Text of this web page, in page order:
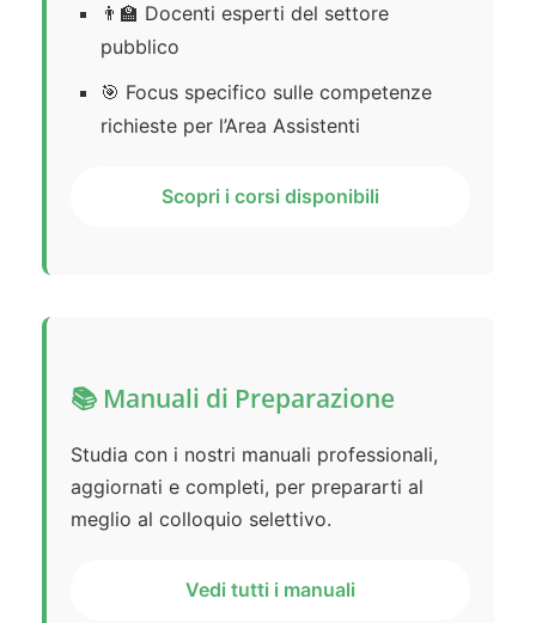
👨‍🏫 Docenti esperti del settore
pubblico
🎯 Focus specifico sulle competenze
richieste per l’Area Assistenti
Scopri i corsi disponibili
📚 Manuali di Preparazione
Studia con i nostri manuali professionali,
aggiornati e completi, per prepararti al
meglio al colloquio selettivo.
Vedi tutti i manuali